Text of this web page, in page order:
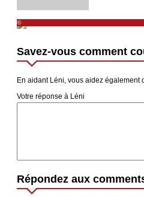
©
http://lacabanedelilou.canalblog.com/
Savez-vous comment
En aidant Léni, vous aidez
Votre réponse à Léni
Répondez aux